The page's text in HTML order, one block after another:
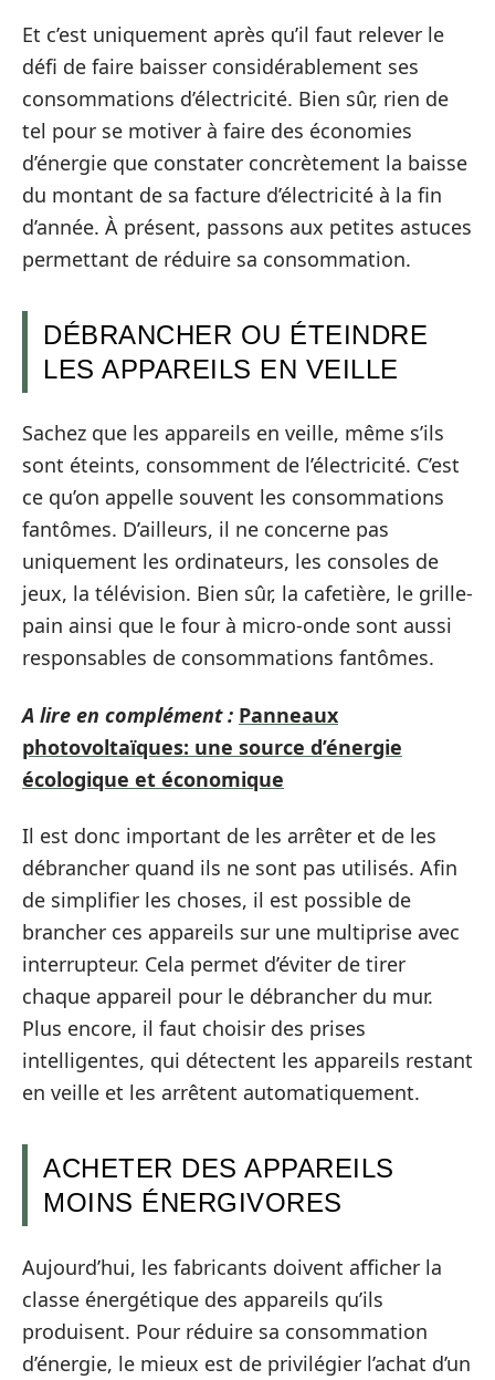
Et c’est uniquement après qu’il faut relever le
défi de faire baisser considérablement ses
consommations d’électricité. Bien sûr, rien de
tel pour se motiver à faire des économies
d’énergie que constater concrètement la baisse
du montant de sa facture d’électricité à la fin
d’année. À présent, passons aux petites astuces
permettant de réduire sa consommation.
DÉBRANCHER OU ÉTEINDRE
LES APPAREILS EN VEILLE
Sachez que les appareils en veille, même s’ils
sont éteints, consomment de l’électricité. C’est
ce qu’on appelle souvent les consommations
fantômes. D’ailleurs, il ne concerne pas
uniquement les ordinateurs, les consoles de
jeux, la télévision. Bien sûr, la cafetière, le grille-
pain ainsi que le four à micro-onde sont aussi
responsables de consommations fantômes.
A lire en complément : Panneaux
photovoltaïques: une source d’énergie
écologique et économique
Il est donc important de les arrêter et de les
débrancher quand ils ne sont pas utilisés. Afin
de simplifier les choses, il est possible de
brancher ces appareils sur une multiprise avec
interrupteur. Cela permet d’éviter de tirer
chaque appareil pour le débrancher du mur.
Plus encore, il faut choisir des prises
intelligentes, qui détectent les appareils restant
en veille et les arrêtent automatiquement.
ACHETER DES APPAREILS
MOINS ÉNERGIVORES
Aujourd’hui, les fabricants doivent afficher la
classe énergétique des appareils qu’ils
produisent. Pour réduire sa consommation
d’énergie, le mieux est de privilégier l’achat d’un